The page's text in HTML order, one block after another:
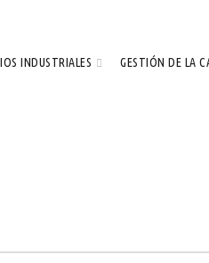
INDUSTRIALES GESTIÓN DE LA